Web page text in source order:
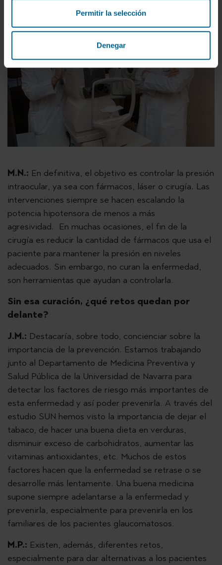
Permitir la selección
Denegar
M.N.: En definitiva, el objetivo es controlar la presión
intraocular, ya sea con fármacos, láser o cirugía. Las
intervenciones siempre se hacen escalando la
potencia hipotensora de menos a más
agresividad. En muchas ocasiones, el fin de la
cirugía es reducir la cantidad de fármacos que usa el
paciente para mantener la presión en niveles
adecuados. Sin embargo, no curan la enfermedad,
son herramientas que ayudan a controlarla.
Sin esa curación, ¿qué retos quedan por
delante?
J.M.: Destacaría, sobre todo, concienciar sobre la
importancia de la prevención. Estamos trabajando
junto al Departamento de Medicina Preventiva y
Salud Pública de la Universidad de Navarra para
detectar los factores de riesgo más importantes de
esta enfermedad y así poder prevenirla. A través del
estudio SUN hemos visto la importancia de dejar el
tabaco, de hacer una buena dieta en verduras,
disminuir exceso de carbohidratos, aumentar las
vitaminas antioxidantes, etc. Muchos de estos
factores hacen que la enfermedad se retrase o se
desarrolle más lentamente. Una buena medicina
supone siempre adelantarse a la enfermedad y
prevenirla, especialmente para prevenirla en los
familiares de los pacientes glaucomatosos.
M.P.: Existen, además, diferentes retos,
especialmente para dar alternativas a los pacientes